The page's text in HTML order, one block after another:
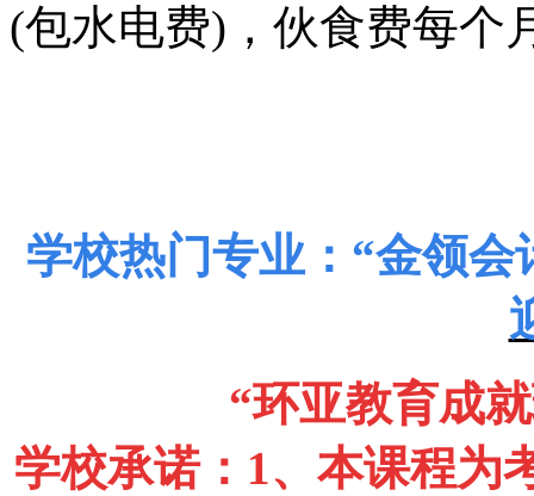
(包水电费)，伙食费每个
学校热门专业： “金领会
“环亚教育成
学校承诺： 1、本课程为